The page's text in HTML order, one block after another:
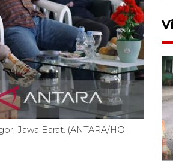
Jawa Barat. (ANTARA/HO-
begal